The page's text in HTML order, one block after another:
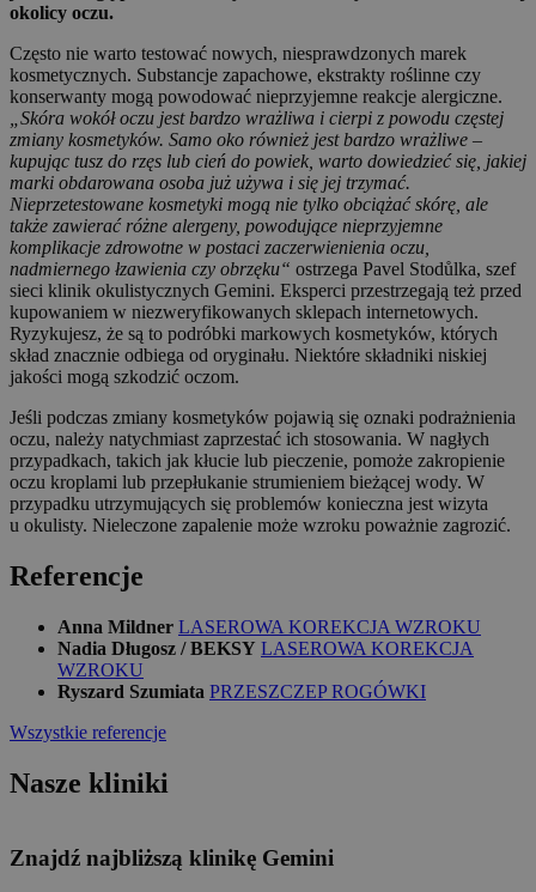
okolicy oczu.
Często nie warto testować nowych, niesprawdzonych marek
kosmetycznych. Substancje zapachowe, ekstrakty roślinne czy
konserwanty mogą powodować nieprzyjemne reakcje alergiczne.
„Skóra wokół oczu jest bardzo wrażliwa i cierpi z powodu częstej
zmiany kosmetyków. Samo oko również jest bardzo wrażliwe –
kupując tusz do rzęs lub cień do powiek, warto dowiedzieć się, jakiej
marki obdarowana osoba już używa i się jej trzymać.
Nieprzetestowane kosmetyki mogą nie tylko obciążać skórę, ale
także zawierać różne alergeny, powodujące nieprzyjemne
komplikacje zdrowotne w postaci zaczerwienienia oczu,
nadmiernego łzawienia czy obrzęku“ ostrzega Pavel Stodůlka, szef
sieci klinik okulistycznych Gemini. Eksperci przestrzegają też przed
kupowaniem w niezweryfikowanych sklepach internetowych.
Ryzykujesz, że są to podróbki markowych kosmetyków, których
skład znacznie odbiega od oryginału. Niektóre składniki niskiej
jakości mogą szkodzić oczom.
Jeśli podczas zmiany kosmetyków pojawią się oznaki podrażnienia
oczu, należy natychmiast zaprzestać ich stosowania. W nagłych
przypadkach, takich jak kłucie lub pieczenie, pomoże zakropienie
oczu kroplami lub przepłukanie strumieniem bieżącej wody. W
przypadku utrzymujących się problemów konieczna jest wizyta
u okulisty. Nieleczone zapalenie może wzroku poważnie zagrozić.
Referencje
Anna Mildner LASEROWA KOREKCJA WZROKU
Nadia Długosz / BEKSY LASEROWA KOREKCJA
WZROKU
Ryszard Szumiata PRZESZCZEP ROGÓWKI
Wszystkie referencje
Nasze kliniki
Znajdź najbliższą klinikę Gemini